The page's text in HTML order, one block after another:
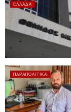
ΕΛΛΆΔΑ
ΠΑΡΑΠΟΛΙΤΙΚΆ